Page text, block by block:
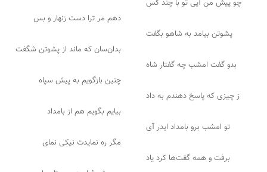
چو پیش من آیی تو با چند کس
دهم مر ترا دست زنهار و بس
پشوتن بیامد به شاهو بگفت
بدان‌سان که ماند از پشوتن شگفت
بدو گفت امشب چه گفتار شاه
چنین بازگویم به پیش سپاه
ز چیزی که پاسخ دهندم به داد
بیایم بگویم هم از بامداد
تو امشب برو بامداد ایدر آی
مگر ره نمایدت نیکی نمای
برفت و همه گفت‌ها کرد یاد